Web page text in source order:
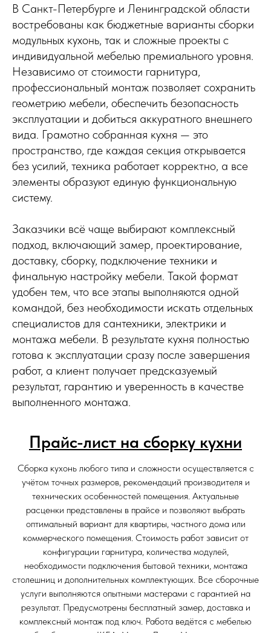
В Санкт-Петербурге и Ленинградской области
востребованы как бюджетные варианты сборки
модульных кухонь, так и сложные проекты с
индивидуальной мебелью премиального уровня.
Независимо от стоимости гарнитура,
профессиональный монтаж позволяет сохранить
геометрию мебели, обеспечить безопасность
эксплуатации и добиться аккуратного внешнего
вида. Грамотно собранная кухня — это
пространство, где каждая секция открывается
без усилий, техника работает корректно, а все
элементы образуют единую функциональную
систему.
Заказчики всё чаще выбирают комплексный
подход, включающий замер, проектирование,
доставку, сборку, подключение техники и
финальную настройку мебели. Такой формат
удобен тем, что все этапы выполняются одной
командой, без необходимости искать отдельных
специалистов для сантехники, электрики и
монтажа мебели. В результате кухня полностью
готова к эксплуатации сразу после завершения
работ, а клиент получает предсказуемый
результат, гарантию и уверенность в качестве
выполненного монтажа.
Прайс-лист на сборку кухни
Сборка кухонь любого типа и сложности осуществляется с
учётом точных размеров, рекомендаций производителя и
технических особенностей помещения. Актуальные
расценки представлены в прайсе и позволяют выбрать
оптимальный вариант для квартиры, частного дома или
коммерческого помещения. Стоимость работ зависит от
конфигурации гарнитура, количества модулей,
необходимости подключения бытовой техники, монтажа
столешниц и дополнительных комплектующих. Все сборочные
услуги выполняются опытными мастерами с гарантией на
результат. Предусмотрены бесплатный замер, доставка и
комплексный монтаж под ключ. Работа ведётся с мебелью